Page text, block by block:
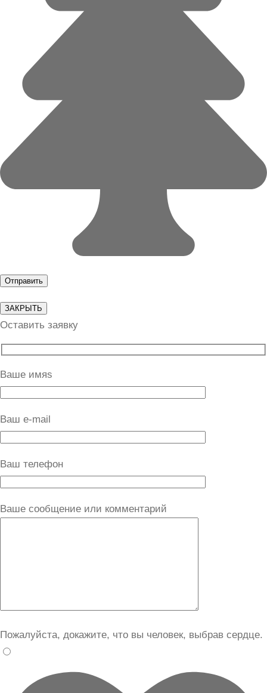
ЗАКРЫТЬ
Оставить заявку
Ваше имяs
Ваш e-mail
Ваш телефон
Ваше сообщение или комментарий
Пожалуйста, докажите, что вы человек, выбрав сердце.